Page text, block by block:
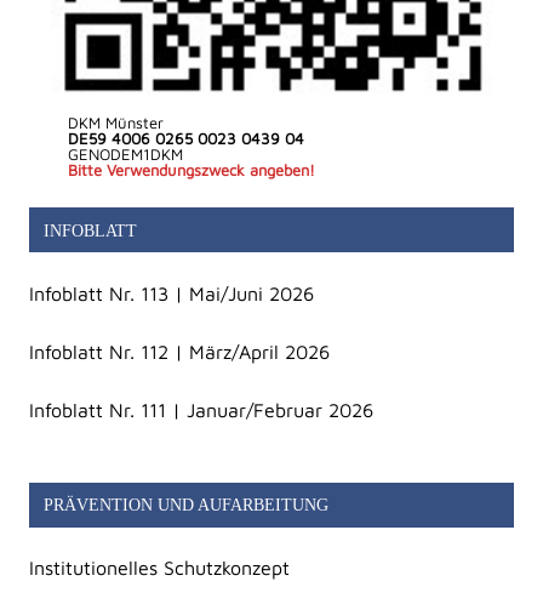
DKM Münster
DE59 4006 0265 0023 0439 04
GENODEM1DKM
Bitte Verwendungszweck angeben!
INFOBLATT
Infoblatt Nr. 113 | Mai/Juni 2026
Infoblatt Nr. 112 | März/April 2026
Infoblatt Nr. 111 | Januar/Februar 2026
PRÄVENTION UND AUFARBEITUNG
Institutionelles Schutzkonzept